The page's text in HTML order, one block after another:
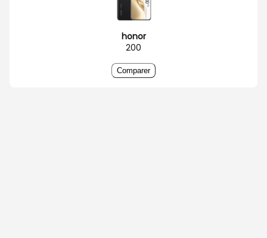
honor
200
Comparer